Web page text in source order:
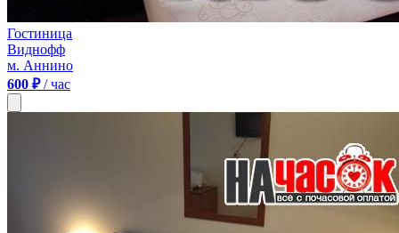
Гостиница
Виднофф
м. Аннино
600 ₽/ час